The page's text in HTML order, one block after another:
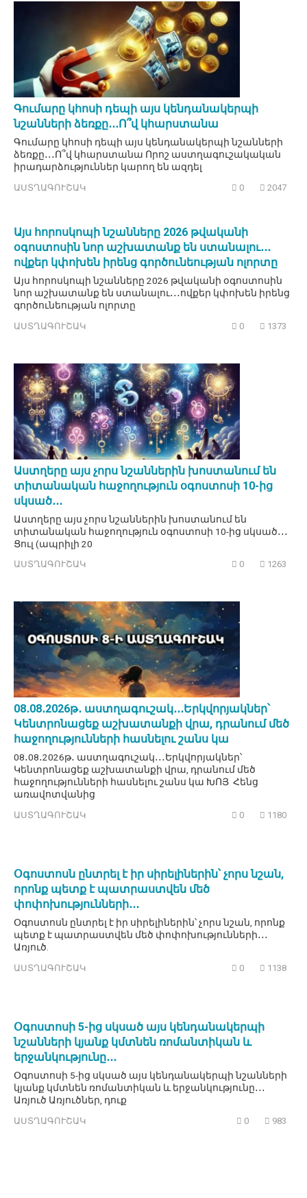
Գումարը կհոսի դեպի այս կենդանակերպի
նշանների ձեռքը․․․Ո՞վ կհարստանա
Գումարը կհոսի դեպի այս կենդանակերպի նշանների
ձեռքը․․․Ո՞վ կհարստանա Որոշ աստղագուշակական
իրադարձություններ կարող են ազդել
ԱՍՏՂԱԳՈՒՇԱԿ 0 2047
Այս հորոսկոպի նշանները 2026 թվականի
օգոստոսին նոր աշխատանք են ստանալու․․․
ովքեր կփոխեն իրենց գործունեության ոլորտը
Այս հորոսկոպի նշանները 2026 թվականի օգոստոսին
նոր աշխատանք են ստանալու․․․ովքեր կփոխեն իրենց
գործունեության ոլորտը
ԱՍՏՂԱԳՈՒՇԱԿ 0 1373
Աստղերը այս չորս նշաններին խոստանում են
տիտանական հաջողություն օգոստոսի 10-ից
սկսած․․․
Աստղերը այս չորս նշաններին խոստանում են
տիտանական հաջողություն օգոստոսի 10-ից սկսած․․․
Ցուլ (ապրիլի 20
ԱՍՏՂԱԳՈՒՇԱԿ 0 1263
08․08․2026թ․ աստղագուշակ․․․Երկվորյակներ՝
Կենտրոնացեք աշխատանքի վրա, դրանում մեծ
հաջողությունների հասնելու շանս կա
08․08․2026թ․ աստղագուշակ․․․Երկվորյակներ՝
Կենտրոնացեք աշխատանքի վրա, դրանում մեծ
հաջողությունների հասնելու շանս կա ԽՈՅ Հենց
առավոտվանից
ԱՍՏՂԱԳՈՒՇԱԿ 0 1180
Օգոստոսն ընտրել է իր սիրելիներին՝ չորս նշան,
որոնք պետք է պատրաստվեն մեծ
փոփոխությունների․․․
Օգոստոսն ընտրել է իր սիրելիներին՝ չորս նշան, որոնք
պետք է պատրաստվեն մեծ փոփոխությունների․․․
Առյուծ.
ԱՍՏՂԱԳՈՒՇԱԿ 0 1138
Օգոստոսի 5-ից սկսած այս կենդանակերպի
նշանների կյանք կմտնեն ռոմանտիկան և
երջանկությունը․․․
Օգոստոսի 5-ից սկսած այս կենդանակերպի նշանների
կյանք կմտնեն ռոմանտիկան և երջանկությունը․․․
Առյուծ Առյուծներ, դուք
ԱՍՏՂԱԳՈՒՇԱԿ 0 983